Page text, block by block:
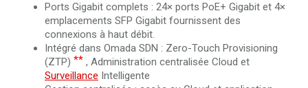
Ports Gigabit complets : 24× ports PoE+ Gigabit et 4×
emplacements SFP Gigabit fournissent des
connexions à haut débit.
Intégré dans Omada SDN : Zero-Touch Provisioning
(ZTP) ** , Administration centralisée Cloud et
Surveillance Intelligente